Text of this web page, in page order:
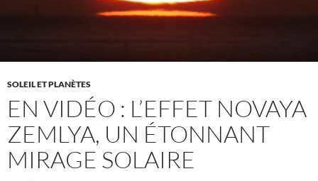
SOLEIL ET PLANÈTES
EN VIDÉO : L’EFFET NOVAYA
ZEMLYA, UN ÉTONNANT
MIRAGE SOLAIRE